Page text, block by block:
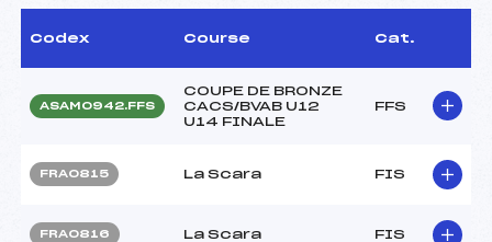
Codex Course Cat.
ASAM0942.FFS
COUPE DE BRONZE
CACS/BVAB U12
U14 FINALE
FFS
FRA0815 La Scara FIS
FRA0816 La Scara FIS